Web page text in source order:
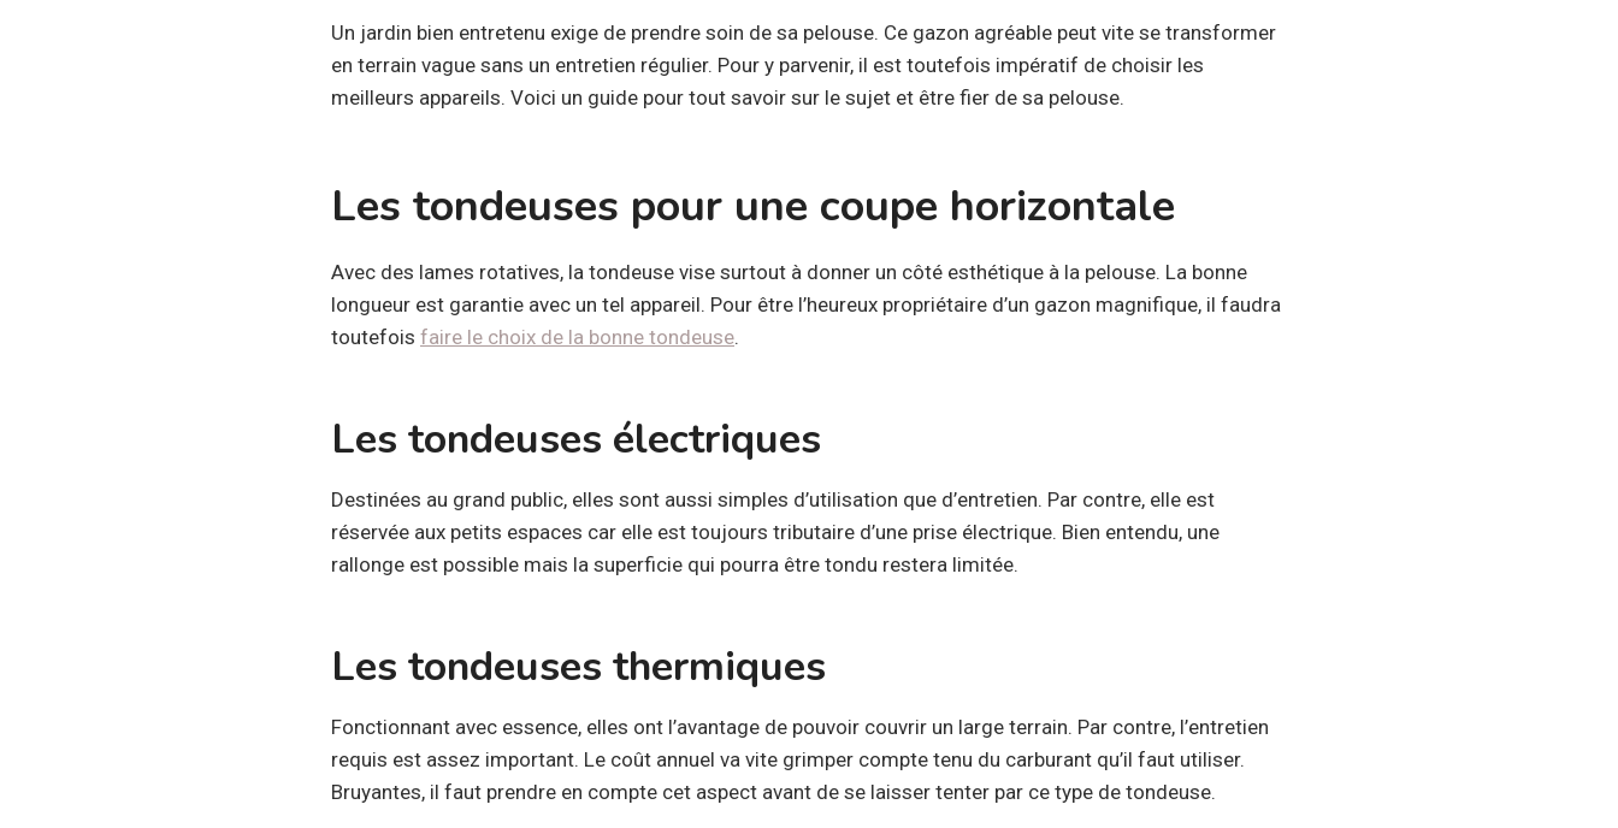
Un jardin bien entretenu exige de prendre soin de sa pelouse. Ce gazon agréable peut vite se transformer
en terrain vague sans un entretien régulier. Pour y parvenir, il est toutefois impératif de choisir les
meilleurs appareils. Voici un guide pour tout savoir sur le sujet et être fier de sa pelouse.
Les tondeuses pour une coupe horizontale
Avec des lames rotatives, la tondeuse vise surtout à donner un côté esthétique à la pelouse. La bonne
longueur est garantie avec un tel appareil. Pour être l’heureux propriétaire d’un gazon magnifique, il faudra
toutefois faire le choix de la bonne tondeuse.
Les tondeuses électriques
Destinées au grand public, elles sont aussi simples d’utilisation que d’entretien. Par contre, elle est
réservée aux petits espaces car elle est toujours tributaire d’une prise électrique. Bien entendu, une
rallonge est possible mais la superficie qui pourra être tondu restera limitée.
Les tondeuses thermiques
Fonctionnant avec essence, elles ont l’avantage de pouvoir couvrir un large terrain. Par contre, l’entretien
requis est assez important. Le coût annuel va vite grimper compte tenu du carburant qu’il faut utiliser.
Bruyantes, il faut prendre en compte cet aspect avant de se laisser tenter par ce type de tondeuse.